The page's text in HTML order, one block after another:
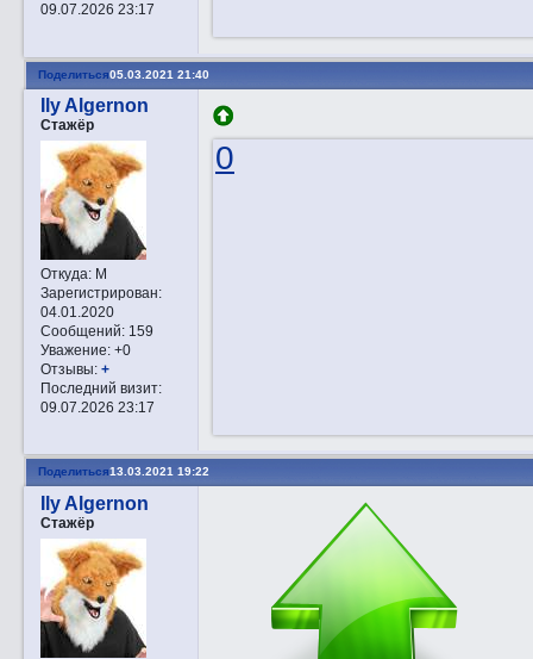
09.07.2026 23:17
Поделиться05.03.2021 21:40
Ily Algernon
Стажёр
Откуда:М
Зарегистрирован:
04.01.2020
Сообщений:159
Уважение: +0
Отзывы: +
Последний визит:
09.07.2026 23:17
0
Поделиться13.03.2021 19:22
Ily Algernon
Стажёр